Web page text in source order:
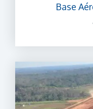
Base